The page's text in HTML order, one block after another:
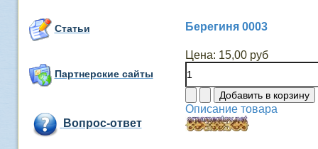
Статьи
Партнерские сайты
Вопрос-ответ
Берегиня 0003
Цена: 15,00 руб
Описание товара